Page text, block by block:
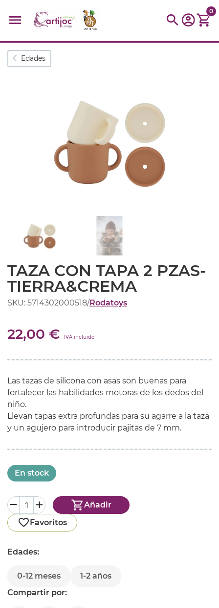
Búsquedas populares
0
Edades
TAZA CON TAPA 2 PZAS-
TIERRA&CREMA
SKU: 5714302000518/Rodatoys
22,00 € IVA incluido
Las tazas de silicona con asas son buenas para
fortalecer las habilidades motoras de los dedos del
niño.
Llevan tapas extra profundas para su agarre a la taza
y un agujero para introducir pajitas de 7 mm.
En stock
Añadir
Favoritos
Edades:
0-12 meses
1-2 años
Compartir por: